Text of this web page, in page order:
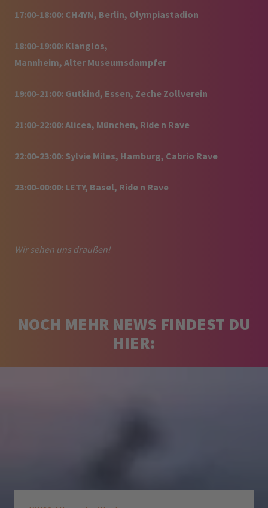
17:00-18:00: CH4YN, Berlin, Olympiastadion
18:00-19:00: Klanglos,
Mannheim, Alter Museumsdampfer
19:00-21:00: Gutkind, Essen, Zeche Zollverein
21:00-22:00: Alicea, München, Ride n Rave
22:00-23:00: Sylvie Miles, Hamburg, Cabrio Rave
23:00-00:00: LETY, Basel, Ride n Rave
Wir sehen uns draußen!
NOCH MEHR NEWS FINDEST DU
HIER: